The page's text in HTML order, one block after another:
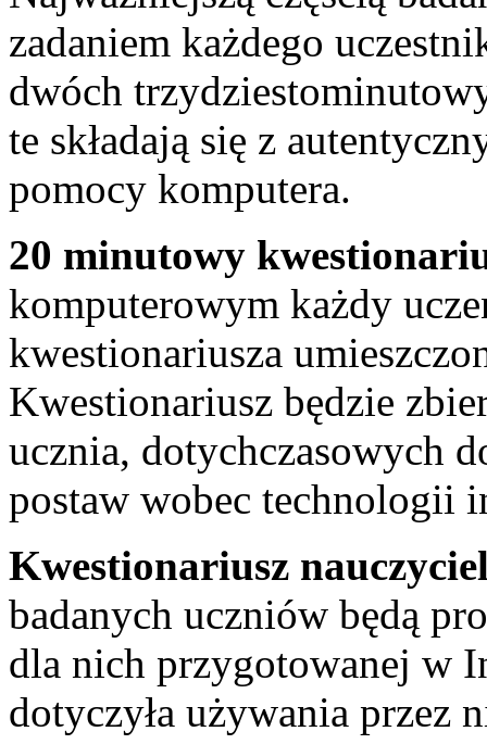
zadaniem każdego
dwóch
te składają się z
pomocy komputera.
20 minutowy
komputerowym każdy
kwestionariusza
Kwestionariusz będzie
ucznia, dotychczasowych
postaw wobec technologii
Kwestionariusz
badanych uczniów będą
dla nich przygotowanej w
dotyczyła używania przez